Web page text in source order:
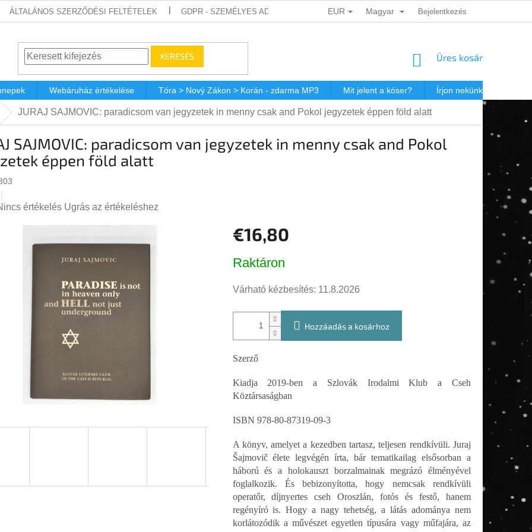
ÁLTALÁNOS SZERZŐDÉSI FELTÉTELEK GDPR - SZEMÉLYES ADATOK VÉDELME DÁRKOVÉ KUPONY POSTAKÖLTSÉG
EUR Magyar Bejelentkezés
KERESÉS KOSÁR
Üres kosár
Webáruház értékelése Tóra > Nový Zákon > Korán - zdarma MP3 Mit jelent a kóser? Írjon nekünk
JURAJ SAJMOVIC: paradicsom van jegyzetek in menny csak and Pokol jegyzetek éppen föld alatt
SAJMOVIC: paradicsom van jegyzetek in menny csak and Pokol
éppen föld alatt
értékelés Ugrás az értékeléshez
€16,80
Raktáron
Várható kézbesítés: 11.8.2026
Hozzáadás a kosárhoz
Szerző
Kiadja 2019-ben a Szlovák Irodalmi Klub a Cseh
Köztársaságban
ISBN 978-80-87319-09-3
A könyv, amelyet a kezedben tartasz, teljesen rendkívüli. Juraj
Šajmovič élete legvégén írta, bár tematikailag elsősorban a
háború és a holokauszt borzalmainak megrázó élményével
foglalkozik. És bebizonyította, hogy nemcsak rendkívüli
operatőr, díjnyertes cseh Oroszlán, fotós és festő, hanem
regényíró is. Hogy a nagy tehetség, a látás adománya nem
korlátozódik a művészet egyetlen típusára vagy műfajára, az